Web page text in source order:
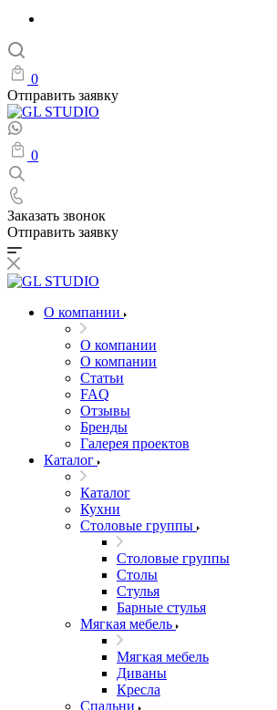
0
Отправить заявку
0
Заказать звонок
Отправить заявку
О компании
О компании
О компании
Статьи
FAQ
Отзывы
Бренды
Галерея проектов
Каталог
Каталог
Кухни
Столовые группы
Столовые группы
Столы
Стулья
Барные стулья
Мягкая мебель
Мягкая мебель
Диваны
Кресла
Спальни